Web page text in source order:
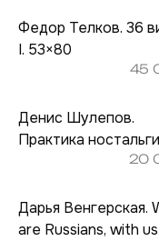
Федор Телков. 36
I. 53×80
45
Денис Шулепов.
Практика
20
Дарья Венгерская.
are Russians, with